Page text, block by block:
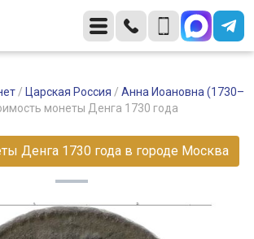
/ Царская Россия / Анна Иоановна (1730–
монеты Денга 1730 года
Продать монеты Денга 1730 года в городе Москва